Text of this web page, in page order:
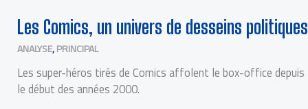
Les Comics, un univers de desseins politiques
ANALYSE,PRINCIPAL
Les super-héros tirés de Comics affolent le box-office depuis
le début des années 2000.